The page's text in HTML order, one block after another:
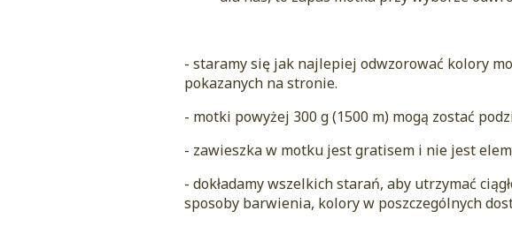
- staramy się jak najlepiej odwzorować kolory
pokazanych na stronie.
- motki powyżej 300 g (1500 m) mogą zostać
- zawieszka w motku jest gratisem i nie jest
- dokładamy wszelkich starań, aby utrzymać
sposoby barwienia, kolory w poszczególnych